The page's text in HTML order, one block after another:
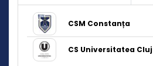
CSM Constanța
CS Universitatea Cluj